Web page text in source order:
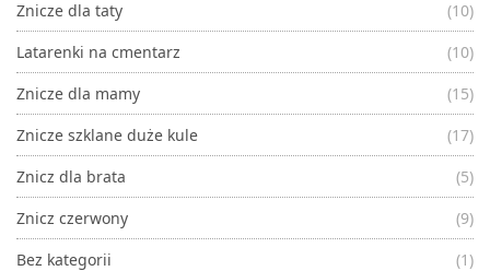
Znicze dla taty
(10)
Latarenki na cmentarz
(10)
Znicze dla mamy
(15)
Znicze szklane duże kule
(17)
Znicz dla brata
(5)
Znicz czerwony
(9)
Bez kategorii
(1)